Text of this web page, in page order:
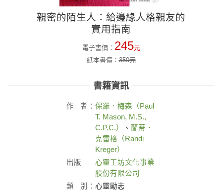
親密的陌生人：給邊緣人格親友的
實用指南
電子書價： 245元
紙本書價：350元
書籍資訊
作 者： 保羅．梅森（Paul
T. Mason, M.S.,
C.P.C.）
、 蘭蒂．
克雷格（Randi
Kreger）
出版
心靈工坊文化事業
股份有限公司
類
別： 心靈勵志